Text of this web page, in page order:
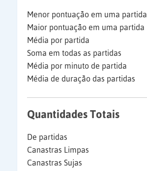
Menor pontuação em uma partida
Maior pontuação em uma partida
Média por partida
Soma em todas as partidas
Média por minuto de partida
Média de duração das partidas
Quantidades Totais
De partidas
Canastras Limpas
Canastras Sujas